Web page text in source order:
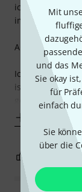
Mit
und das
Sie okay
für
einfach
Sie
über die
ich kenne in
im Detail und
Aber…!
Ich mach den
ist gelinde
geschnittene
Mehr